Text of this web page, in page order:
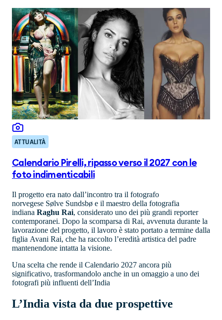
ATTUALITÀ
Calendario Pirelli, ripasso verso il 2027 con le
foto indimenticabili
Il progetto era nato dall’incontro tra il fotografo
norvegese Sølve Sundsbø e il maestro della fotografia
indiana Raghu Rai, considerato uno dei più grandi reporter
contemporanei. Dopo la scomparsa di Rai, avvenuta durante la
lavorazione del progetto, il lavoro è stato portato a termine dalla
figlia Avani Rai, che ha raccolto l’eredità artistica del padre
mantenendone intatta la visione.
Una scelta che rende il Calendario 2027 ancora più
significativo, trasformandolo anche in un omaggio a uno dei
fotografi più influenti dell’India
L’India vista da due prospettive